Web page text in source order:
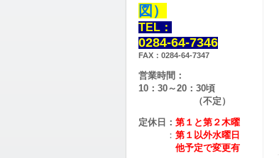
図）
TEL：
0284-64-7346
FAX：0284-64-7347
営業時間：
10：30～20：30頃
（不定）
定休日： 第１と第２木曜
： 第１以外水曜日
他予定で変更有